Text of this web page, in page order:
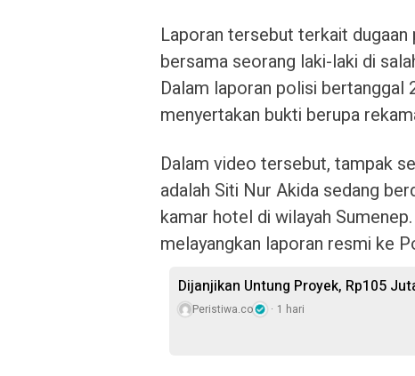
Laporan tersebut terkait dugaan
bersama seorang laki-laki di
Dalam laporan polisi
menyertakan bukti berupa
Dalam video tersebut, tampak
adalah Siti Nur Akida sedang
kamar hotel di wilayah
melayangkan laporan resmi ke
Dijanjikan Untung Proyek, Rp105
Peristiwa.co 1 hari